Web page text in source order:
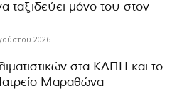
ταξιδεύει μόνο του στον
2026
στα ΚΑΠΗ και το
Μαραθώνα